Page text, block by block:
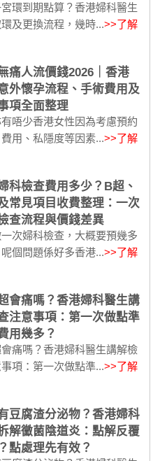
到期點算？香港婦科醫生
及更換流程，幾時...>>了解
痛人流價錢2026｜香港
外懷孕流程、手術費用及
項全面整理
唔少香港女性因為考慮預約
用、私隱度等因素...>>了解
科檢查費用多少？B超、
常見項目收費整理：一次
查流程與價錢差異
一次婦科檢查，大概要預幾多
個問題係好多香港...>>了解
會痛嗎？香港婦科醫生講
注意事項：第一次做點準
用幾多？
痛嗎？香港婦科醫生講解檢
項：第一次做點準...>>了解
豆腐渣分泌物？香港婦科
解黴菌陰道炎：點解反覆
點處理先有效？